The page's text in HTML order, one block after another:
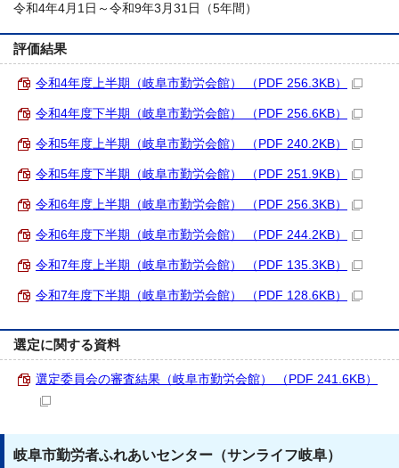
令和4年4月1日～令和9年3月31日（5年間）
評価結果
令和4年度上半期（岐阜市勤労会館） （PDF 256.3KB）
令和4年度下半期（岐阜市勤労会館） （PDF 256.6KB）
令和5年度上半期（岐阜市勤労会館） （PDF 240.2KB）
令和5年度下半期（岐阜市勤労会館） （PDF 251.9KB）
令和6年度上半期（岐阜市勤労会館） （PDF 256.3KB）
令和6年度下半期（岐阜市勤労会館） （PDF 244.2KB）
令和7年度上半期（岐阜市勤労会館） （PDF 135.3KB）
令和7年度下半期（岐阜市勤労会館） （PDF 128.6KB）
選定に関する資料
選定委員会の審査結果（岐阜市勤労会館） （PDF 241.6KB）
岐阜市勤労者ふれあいセンター（サンライフ岐阜）